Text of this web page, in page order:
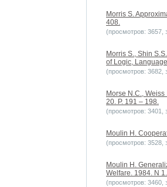
Morris S.
408.
(просмотров: 3657,
Morris S., Shin
of Logic,
(просмотров: 3682,
Morse N.C.,
20. P. 191 – 198.
(просмотров: 3401,
Moulin H.
(просмотров: 3528,
Moulin H.
Welfare. 1984. N
(просмотров: 3460,